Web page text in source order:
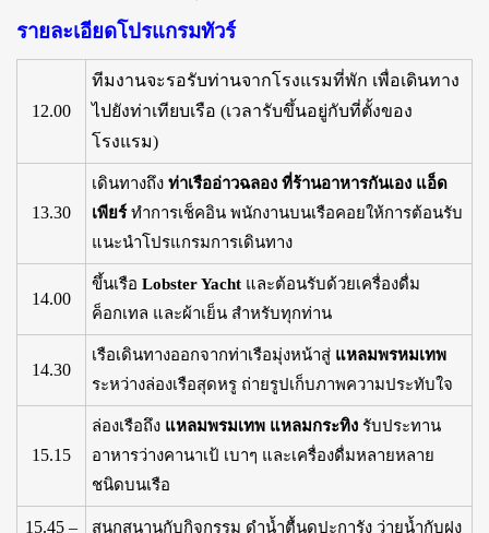
รายละเอียดโปรแกรมทัวร์
12.00
ทีมงานจะรอรับท่านจากโรงแรมที่พัก เพื่อเดินทาง
ไปยังท่าเทียบเรือ (เวลารับขึ้นอยู่กับที่ตั้งของ
โรงแรม)
13.30
เดินทางถึง ท่าเรืออ่าวฉลอง ที่ร้านอาหารกันเอง แอ็ด
เพียร์ทำการเช็คอิน พนักงานบนเรือคอยให้การต้อนรับ
แนะนำโปรแกรมการเดินทาง
14.00
ขึ้นเรือ Lobster Yacht และต้อนรับด้วยเครื่องดื่ม
ค็อกเทล และผ้าเย็น สำหรับทุกท่าน
14.30
เรือเดินทางออกจากท่าเรือมุ่งหน้าสู่ แหลมพรหมเทพ
ระหว่างล่องเรือสุดหรู ถ่ายรูปเก็บภาพความประทับใจ
15.15
ล่องเรือถึง แหลมพรมเทพ แหลมกระทิง รับประทาน
อาหารว่างคานาเป้ เบาๆ และเครื่องดื่มหลายหลาย
ชนิดบนเรือ
15.45 –
สนุกสนานกับกิจกรรม ดำน้ำตื้นดูปะการัง ว่ายน้ำกับฝูง